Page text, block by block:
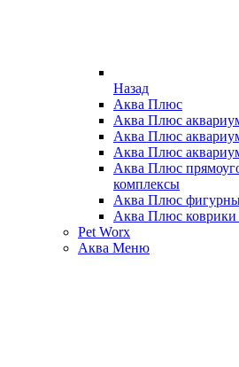
Назад
Аква Плюс
Аква Плюс
Аква Плюс
Аква Плюс
Аква Плюс
комплексы
Аква Плюс
Аква Плюс коврики
Pet Worx
Аква Меню